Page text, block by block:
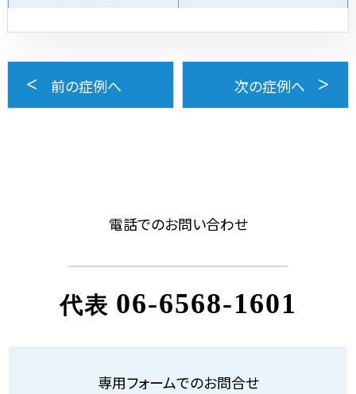
前の症例へ 次の症例へ
電話でのお問い合わせ
代表 06-6568-1601
専用フォームでのお問合せ